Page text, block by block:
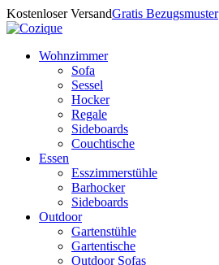
Kostenloser VersandGratis Bezugsmuster
Wohnzimmer
Sofa
Sessel
Hocker
Regale
Sideboards
Couchtische
Essen
Esszimmerstühle
Barhocker
Sideboards
Outdoor
Gartenstühle
Gartentische
Outdoor Sofas